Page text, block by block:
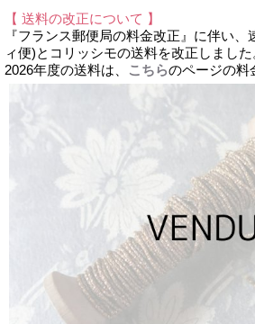
【 送料の改正について 】
『フランス郵便局の料金改正』に伴い
ィ便)とコリッシモの送料を改正しました
2026年度の送料は、
こちらのページの料